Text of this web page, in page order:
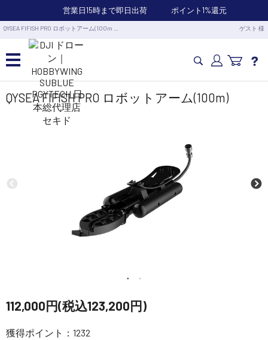
営業日15時まで即日出荷 ポイント1%還元
QYSEA FIFISH PRO ロボットアーム(100m … ゲスト 様
カメラドローン・生活家電
業務用ドローン・業務関連製品
水中ドローン(ROV)・水中スクーター
RC・ロボット部品
講習会･国家資格･WEBセミナー
定期配信!
QYSEA FIFISH PRO ロボットアーム(100m)
112,000円(税込123,200円)
獲得ポイント：1232